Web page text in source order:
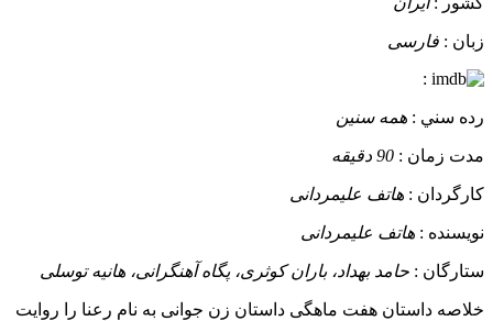
زبان : فارسی
:
رده سني : همه سنین
مدت زمان : 90 دقیقه
کارگردان : هاتف علیمردانی
نويسنده : هاتف علیمردانی
ستارگان : حامد بهداد، باران کوثری، پگاه آهنگرانی، هانیه توسلی
خلاصه داستان هفت ماهگی داستان زن جوانی به نام رعنا را روایت